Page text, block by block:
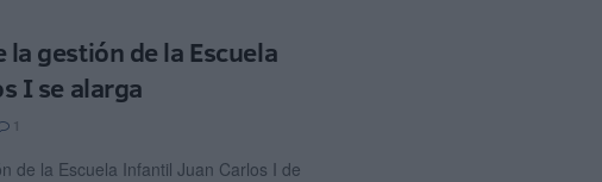
gestión de la Escuela
I se alarga
1
de la Escuela Infantil Juan Carlos I de